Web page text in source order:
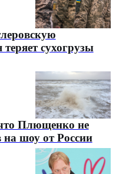
сухогрузы
Плющенко не
на шоу от России